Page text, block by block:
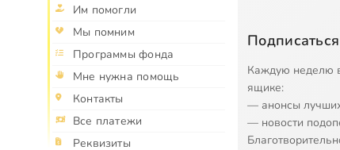
Им помогли
Мы помним
Программы фонда
Мне нужна помощь
Контакты
Все платежи
Реквизиты
Каждую неделю
ящике:
— анонсы
— новости